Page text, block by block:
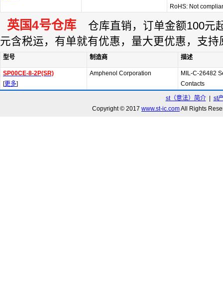
RoHS: Not
英国4号仓库 仓库直销，订单金额100元
元含税运，有单就有优惠，量大更优惠，支持
型号 制造商 描述
SP00CE-8-2P(SR)
[更多]
Amphenol Corporation
MIL-C-26482
Contacts
st（意法）简介| st
Copyright © 2017 www.st-ic.comAll Rights